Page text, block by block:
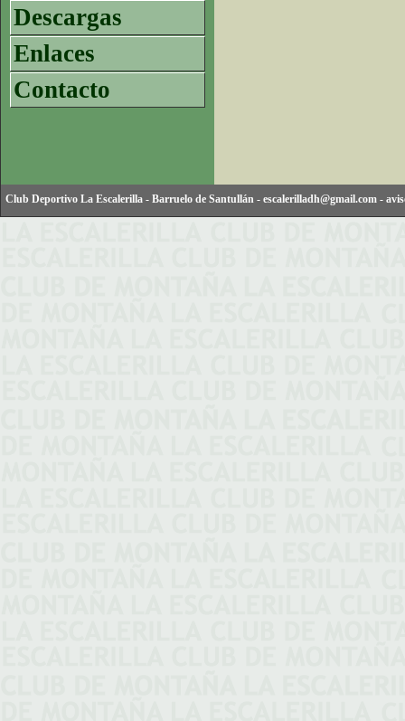
Descargas
Enlaces
Contacto
Club Deportivo La Escalerilla - Barruelo de Santullán - escalerilladh@gmail.com -